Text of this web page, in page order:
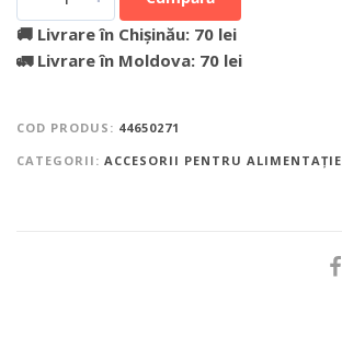
🚚 Livrare în Chișinău: 70 lei
🚛 Livrare în Moldova: 70 lei
COD PRODUS: 44650271
CATEGORII: ACCESORII PENTRU ALIMENTAȚIE